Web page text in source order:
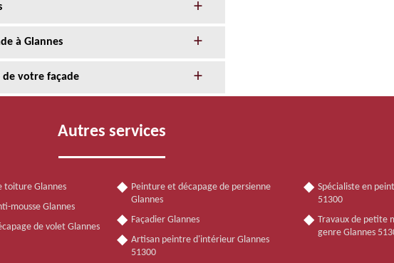
à Glannes
votre façade
Autres services
toiture Glannes
mousse Glannes
de volet Glannes
Peinture et décapage de persienne
Glannes
Façadier Glannes
Artisan peintre d'intérieur Glannes
51300
Spécialiste en
51300
Travaux de petite
genre Glannes